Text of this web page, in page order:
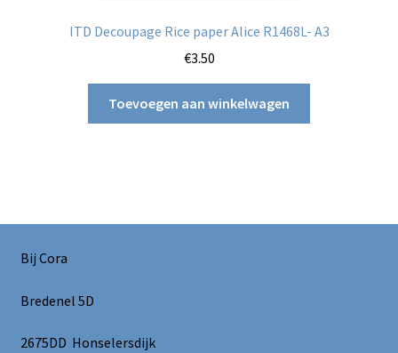
ITD Decoupage Rice paper Alice R1468L- A3
€3.50
Toevoegen aan winkelwagen
Bij Cora
Bredenel 5D
2675DD Honselersdijk